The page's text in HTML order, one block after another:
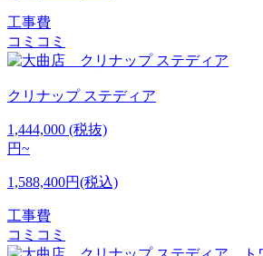
工事費
コミコミ
クリナップ ステディア
1,444,000 (税抜)
円~
1,588,400円(税込)
工事費
コミコミ